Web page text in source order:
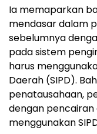
Ia memaparkan
mendasar dalam
sebelumnya
pada sistem
harus
Daerah (SIPD).
penatausahaan,
dengan
menggunakan